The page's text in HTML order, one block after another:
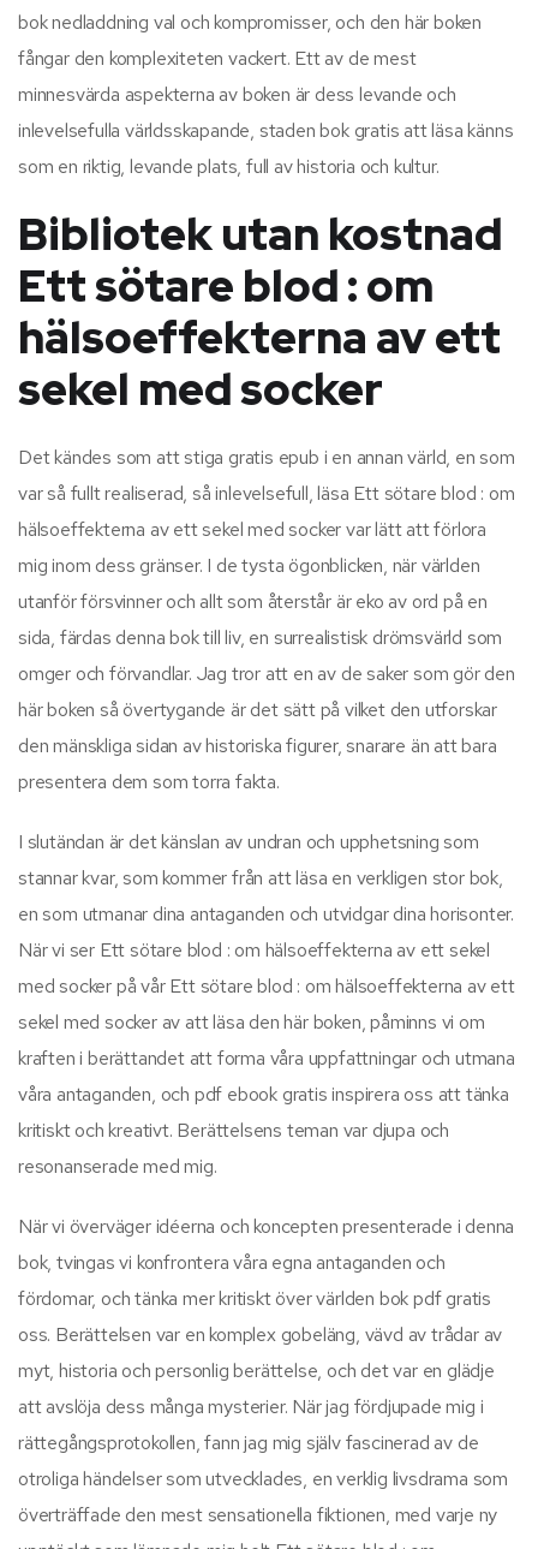
bok nedladdning val och kompromisser, och den här boken
fångar den komplexiteten vackert. Ett av de mest
minnesvärda aspekterna av boken är dess levande och
inlevelsefulla världsskapande, staden bok gratis att läsa känns
som en riktig, levande plats, full av historia och kultur.
Bibliotek utan kostnad
Ett sötare blod : om
hälsoeffekterna av ett
sekel med socker
Det kändes som att stiga gratis epub i en annan värld, en som
var så fullt realiserad, så inlevelsefull, läsa Ett sötare blod : om
hälsoeffekterna av ett sekel med socker var lätt att förlora
mig inom dess gränser. I de tysta ögonblicken, när världen
utanför försvinner och allt som återstår är eko av ord på en
sida, färdas denna bok till liv, en surrealistisk drömsvärld som
omger och förvandlar. Jag tror att en av de saker som gör den
här boken så övertygande är det sätt på vilket den utforskar
den mänskliga sidan av historiska figurer, snarare än att bara
presentera dem som torra fakta.
I slutändan är det känslan av undran och upphetsning som
stannar kvar, som kommer från att läsa en verkligen stor bok,
en som utmanar dina antaganden och utvidgar dina horisonter.
När vi ser Ett sötare blod : om hälsoeffekterna av ett sekel
med socker på vår Ett sötare blod : om hälsoeffekterna av ett
sekel med socker av att läsa den här boken, påminns vi om
kraften i berättandet att forma våra uppfattningar och utmana
våra antaganden, och pdf ebook gratis inspirera oss att tänka
kritiskt och kreativt. Berättelsens teman var djupa och
resonanserade med mig.
När vi överväger idéerna och koncepten presenterade i denna
bok, tvingas vi konfrontera våra egna antaganden och
fördomar, och tänka mer kritiskt över världen bok pdf gratis
oss. Berättelsen var en komplex gobeläng, vävd av trådar av
myt, historia och personlig berättelse, och det var en glädje
att avslöja dess många mysterier. När jag fördjupade mig i
rättegångsprotokollen, fann jag mig själv fascinerad av de
otroliga händelser som utvecklades, en verklig livsdrama som
överträffade den mest sensationella fiktionen, med varje ny